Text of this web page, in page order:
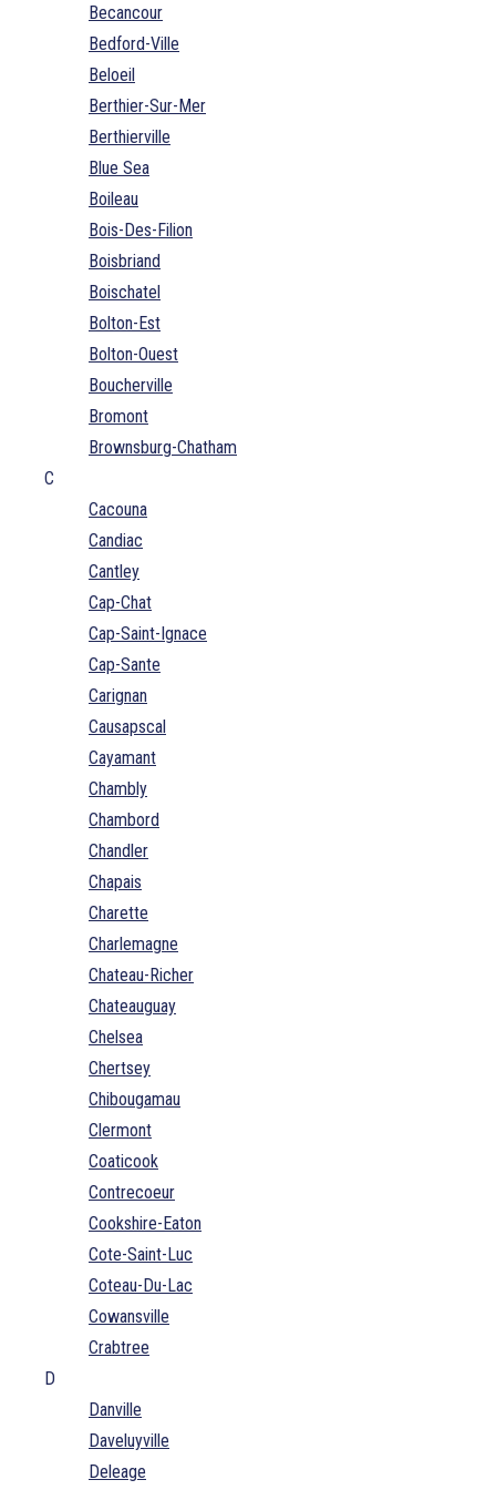
Becancour
Bedford-Ville
Beloeil
Berthier-Sur-Mer
Berthierville
Blue Sea
Boileau
Bois-Des-Filion
Boisbriand
Boischatel
Bolton-Est
Bolton-Ouest
Boucherville
Bromont
Brownsburg-Chatham
C
Cacouna
Candiac
Cantley
Cap-Chat
Cap-Saint-Ignace
Cap-Sante
Carignan
Causapscal
Cayamant
Chambly
Chambord
Chandler
Chapais
Charette
Charlemagne
Chateau-Richer
Chateauguay
Chelsea
Chertsey
Chibougamau
Clermont
Coaticook
Contrecoeur
Cookshire-Eaton
Cote-Saint-Luc
Coteau-Du-Lac
Cowansville
Crabtree
D
Danville
Daveluyville
Deleage